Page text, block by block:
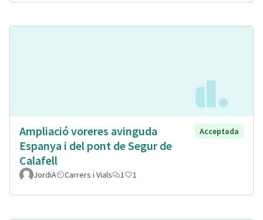
Ampliació voreres avinguda
Espanya i del pont de Segur de
Calafell
Acceptada
JordiA Carrers i Vials 1 1